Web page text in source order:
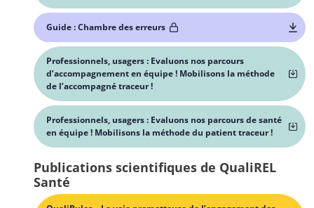
Guide : Chambre des erreurs
Professionnels, usagers : Evaluons nos parcours
d’accompagnement en équipe ! Mobilisons la méthode
de l’accompagné traceur !
Professionnels, usagers : Evaluons nos parcours de santé
en équipe ! Mobilisons la méthode du patient traceur !
Publications scientifiques de QualiREL
Santé